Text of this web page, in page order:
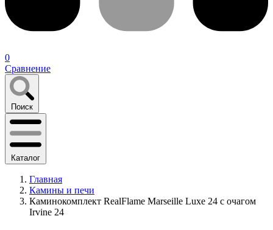
0
Сравнение
Поиск
Каталог
Главная
Камины и печи
Каминокомплект RealFlame Marseille Luxe 24 с очагом
Irvine 24